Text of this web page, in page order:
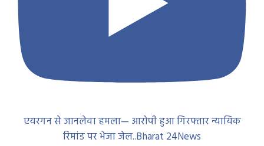
एयरगन से जानलेवा हमला— आरोपी हुआ गिरफ्तार न्यायिक
रिमांड पर भेजा जेल..Bharat 24News